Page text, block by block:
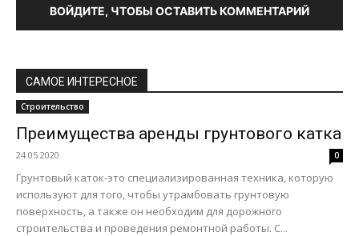
ВОЙДИТЕ, ЧТОБЫ ОСТАВИТЬ КОММЕНТАРИЙ
САМОЕ ИНТЕРЕСНОЕ
Строительство
Преимущества аренды грунтового катка
24.05.2020 0
Грунтовый каток-это специализированная техника, которую
используют для того, чтобы утрамбовать грунтовую
поверхность, а также он необходим для дорожного
строительства и проведения ремонтной работы. С...